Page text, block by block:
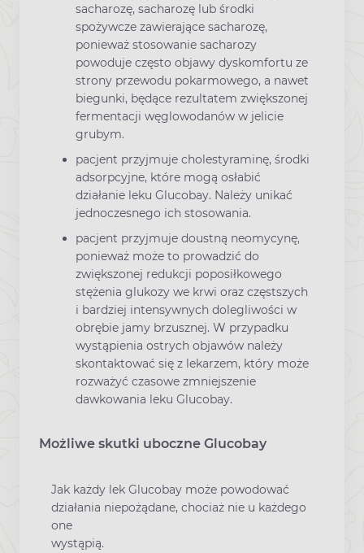
sacharozę, sacharozę lub środki
spożywcze zawierające sacharozę,
ponieważ stosowanie sacharozy
powoduje często objawy dyskomfortu ze
strony przewodu pokarmowego, a nawet
biegunki, będące rezultatem zwiększonej
fermentacji węglowodanów w jelicie
grubym.
pacjent przyjmuje cholestyraminę, środki
adsorpcyjne, które mogą osłabić
działanie leku Glucobay. Należy unikać
jednoczesnego ich stosowania.
pacjent przyjmuje doustną neomycynę,
ponieważ może to prowadzić do
zwiększonej redukcji poposiłkowego
stężenia glukozy we krwi oraz częstszych
i bardziej intensywnych dolegliwości w
obrębie jamy brzusznej. W przypadku
wystąpienia ostrych objawów należy
skontaktować się z lekarzem, który może
rozważyć czasowe zmniejszenie
dawkowania leku Glucobay.
Możliwe skutki uboczne Glucobay
Jak każdy lek Glucobay może powodować
działania niepożądane, chociaż nie u każdego
one
wystąpią.